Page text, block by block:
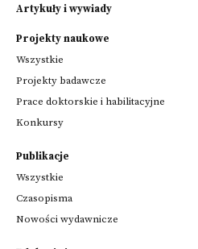
Artykuły i wywiady
Projekty naukowe
Wszystkie
Projekty badawcze
Prace doktorskie i habilitacyjne
Konkursy
Publikacje
Wszystkie
Czasopisma
Nowości wydawnicze